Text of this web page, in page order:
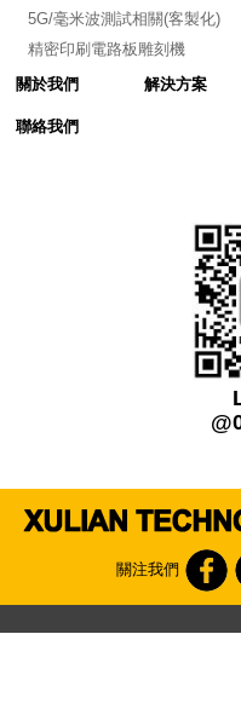
5G/毫米波測試相關(客製化)
精密印刷電路板雕刻機
關於我們
解決方案
聯絡我們
關注我們